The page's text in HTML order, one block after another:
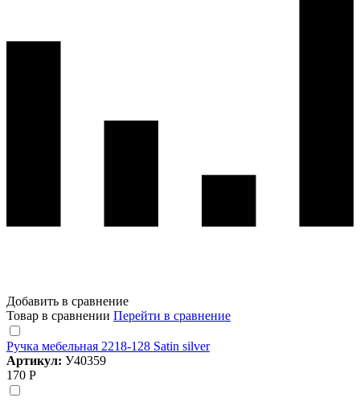
Добавить в сравнение
Товар в сравнении Перейти в сравнение
Ручка мебельная 2218-128 Satin silver
Артикул: У40359
170 Р